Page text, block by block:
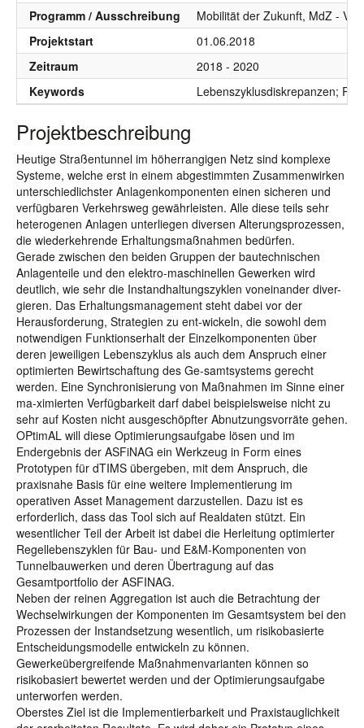
Programm / Ausschreibung
Mobilität der Zukunft, MdZ -
Projektstart
01.06.2018
Zeitraum
2018 - 2020
Keywords
Lebenszyklusdiskrepanzen;
Projektbeschreibung
Heutige Straßentunnel im höherrangigen Netz sind komplexe
Systeme, welche erst in einem abgestimmten Zusammenwirken
unterschiedlichster Anlagenkomponenten einen sicheren und
verfügbaren Verkehrsweg gewährleisten. Alle diese teils sehr
heterogenen Anlagen unterliegen diversen Alterungsprozessen,
die wiederkehrende Erhaltungsmaßnahmen bedürfen.
Gerade zwischen den beiden Gruppen der bautechnischen
Anlagenteile und den elektro-maschinellen Gewerken wird
deutlich, wie sehr die Instandhaltungszyklen voneinander diver-
gieren. Das Erhaltungsmanagement steht dabei vor der
Herausforderung, Strategien zu ent-wickeln, die sowohl dem
notwendigen Funktionserhalt der Einzelkomponenten über
deren jeweiligen Lebenszyklus als auch dem Anspruch einer
optimierten Bewirtschaftung des Ge-samtsystems gerecht
werden. Eine Synchronisierung von Maßnahmen im Sinne einer
ma-ximierten Verfügbarkeit darf dabei beispielsweise nicht zu
sehr auf Kosten nicht ausgeschöpfter Abnutzungsvorräte gehen.
OPtimAL will diese Optimierungsaufgabe lösen und im
Endergebnis der ASFiNAG ein Werkzeug in Form eines
Prototypen für dTIMS übergeben, mit dem Anspruch, die
praxisnahe Basis für eine weitere Implementierung im
operativen Asset Management darzustellen. Dazu ist es
erforderlich, dass das Tool sich auf Realdaten stützt. Ein
wesentlicher Teil der Arbeit ist dabei die Herleitung optimierter
Regellebenszyklen für Bau- und E&M-Komponenten von
Tunnelbauwerken und deren Übertragung auf das
Gesamtportfolio der ASFINAG.
Neben der reinen Aggregation ist auch die Betrachtung der
Wechselwirkungen der Komponenten im Gesamtsystem bei den
Prozessen der Instandsetzung wesentlich, um risikobasierte
Entscheidungsmodelle entwickeln zu können.
Gewerkeübergreifende Maßnahmenvarianten können so
risikobasiert bewertet werden und der Optimierungsaufgabe
unterworfen werden.
Oberstes Ziel ist die Implementierbarkeit und Praxistauglichkeit